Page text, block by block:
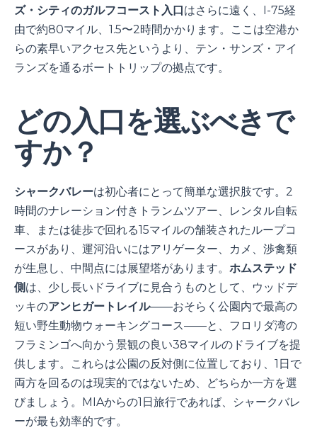
ズ・シティのガルフコースト入口 はさらに遠く、I-75経
由で約80マイル、1.5〜2時間かかります。ここは空港か
らの素早いアクセス先というより、テン・サンズ・アイ
ランズを通るボートトリップの拠点です。
どの入口を選ぶべきで
すか？
シャークバレーは初心者にとって簡単な選択肢です。2
時間のナレーション付きトランムツアー、レンタル自転
車、または徒歩で回れる15マイルの舗装されたループコ
ースがあり、運河沿いにはアリゲーター、カメ、渉禽類
が生息し、中間点には展望塔があります。 ホムステッド
側は、少し長いドライブに見合うものとして、ウッドデ
ッキのアンヒガートレイル――おそらく公園内で最高の
短い野生動物ウォーキングコース――と、フロリダ湾の
フラミンゴへ向かう景観の良い38マイルのドライブを提
供します。これらは公園の反対側に位置しており、1日で
両方を回るのは現実的ではないため、どちらか一方を選
びましょう。MIAからの1日旅行であれば、シャークバレ
ーが最も効率的です。